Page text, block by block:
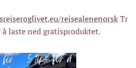
reisealenenorskTr
laste ned gratisproduktet.